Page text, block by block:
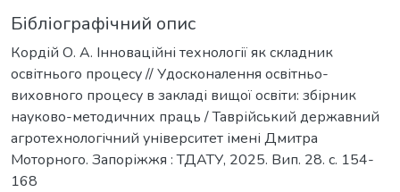
Бібліографічний опис
Кордій О. А. Інноваційні технології як складник
освітнього процесу // Удосконалення освітньо-
виховного процесу в закладі вищої освіти: збірник
науково-методичних праць / Таврійський державний
агротехнологічний університет імені Дмитра
Моторного. Запоріжжя : ТДАТУ, 2025. Вип. 28. с. 154-
168